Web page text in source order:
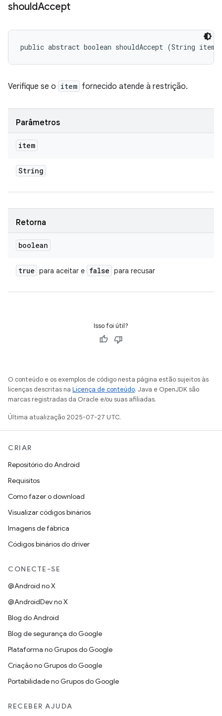
shouldAccept
public abstract boolean shouldAccept (String item)
Verifique se o item fornecido atende à restrição.
Parâmetros
item
String
Retorna
boolean
true para aceitar e false para recusar
Isso foi útil?
O conteúdo e os exemplos de código nesta página estão sujeitos às
licenças descritas na Licença de conteúdo. Java e OpenJDK são
marcas registradas da Oracle e/ou suas afiliadas.
Última atualização 2025-07-27 UTC.
CRIAR
Repositório do Android
Requisitos
Como fazer o download
Visualizar códigos binários
Imagens de fábrica
Códigos binários do driver
CONECTE-SE
@Android no X
@AndroidDev no X
Blog do Android
Blog de segurança do Google
Plataforma no Grupos do Google
Criação no Grupos do Google
Portabilidade no Grupos do Google
RECEBER AJUDA